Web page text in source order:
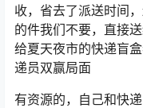
收，省去了派送时间
的件我们不要，直接
给夏天夜市的快递盲
递员双赢局面
有资源的，自己和快